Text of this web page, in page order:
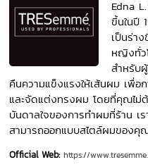
Edna
ขึ้นในปี
เป็นร่า
หญิงทั่ว
สำหรับ
คืนความแข็งแรงให้เส้นผม เพื่
และจัดแต่งทรงผม โดยที่คุณไม่
บันดาลใจของการทำผมที่ร้าน
Official Web: https://